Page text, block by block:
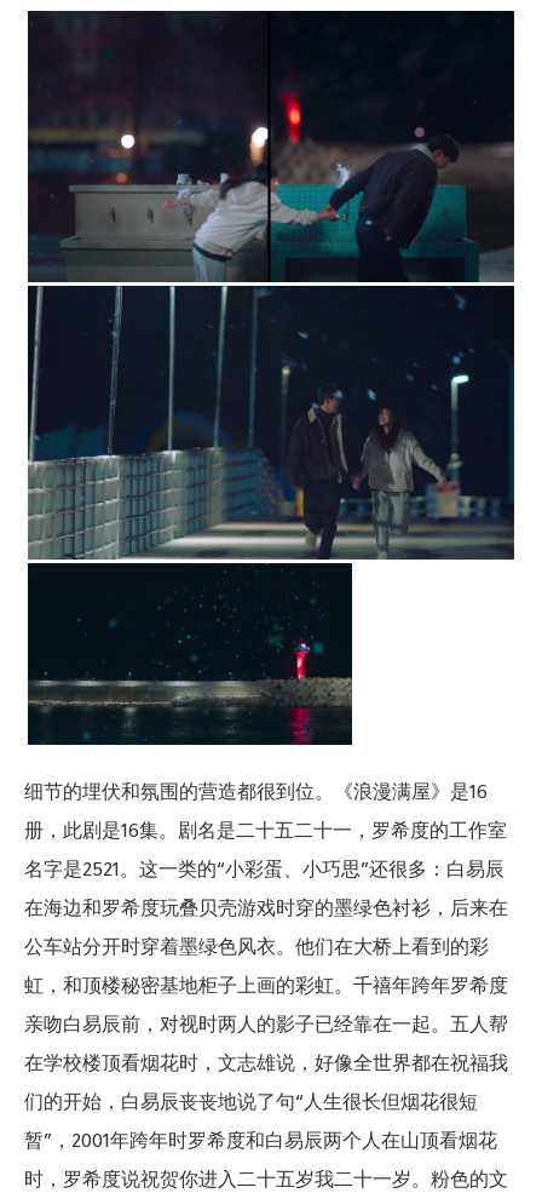
细节的埋伏和氛围的营造都很到位。《浪漫满屋》是16
册，此剧是16集。剧名是二十五二十一，罗希度的工作室
名字是2521。这一类的“小彩蛋、小巧思”还很多：白易辰
在海边和罗希度玩叠贝壳游戏时穿的墨绿色衬衫，后来在
公车站分开时穿着墨绿色风衣。他们在大桥上看到的彩
虹，和顶楼秘密基地柜子上画的彩虹。千禧年跨年罗希度
亲吻白易辰前，对视时两人的影子已经靠在一起。五人帮
在学校楼顶看烟花时，文志雄说，好像全世界都在祝福我
们的开始，白易辰丧丧地说了句“人生很长但烟花很短
暂”，2001年跨年时罗希度和白易辰两个人在山顶看烟花
时，罗希度说祝贺你进入二十五岁我二十一岁。粉色的文